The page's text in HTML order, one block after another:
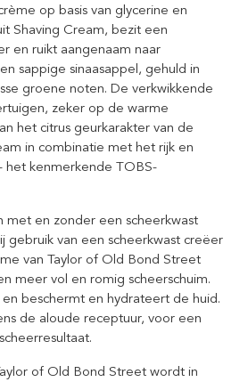
op basis van glycerine en
Shaving Cream, bezit een
en ruikt aangenaam naar
sappige sinaasappel, gehuld in
groene noten. De verkwikkende
zeker op de warme
het citrus geurkarakter van de
in combinatie met het rijk en
het kenmerkende TOBS-
met en zonder een scheerkwast
gebruik van een scheerkwast creëer
van Taylor of Old Bond Street
meer vol en romig scheerschuim.
beschermt en hydrateert de huid.
de aloude receptuur, voor een
of Old Bond Street wordt in